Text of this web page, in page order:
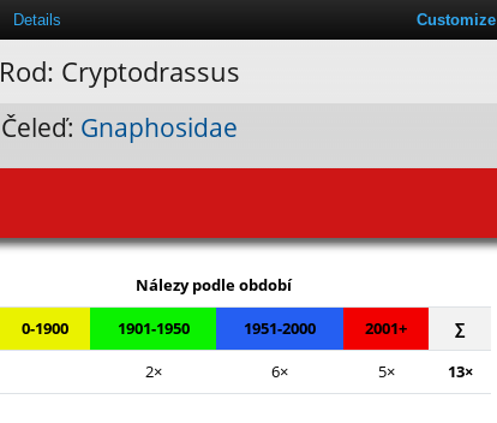
Rod: Cryptodrassus
Čeleď: Gnaphosidae
Leaflet|© Seznam.cz a.s. a další
Nálezy podle období
0-1900 1901-1950 1951-2000 2001+
∑
2× 6× 5× 13×
Details Customize